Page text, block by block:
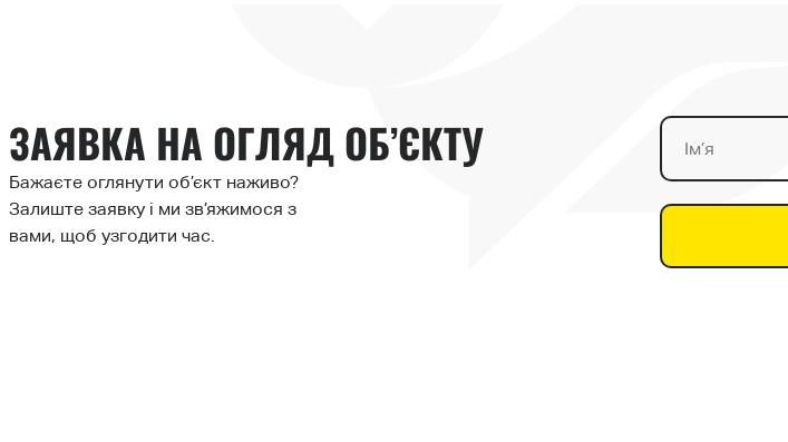
ЗАЯВКА НА ОГЛЯД ОБ’ЄКТУ
Бажаєте оглянути об’єкт наживо?
Залиште заявку і ми зв’яжимося з
вами, щоб узгодити час.